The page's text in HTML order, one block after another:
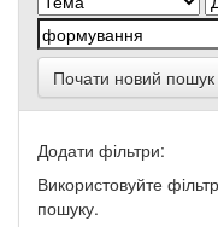
Почати новий пошук
Додати фільтри:
Використовуйте
пошуку.